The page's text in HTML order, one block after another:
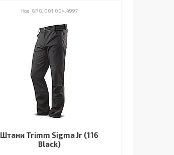
GRG_001.004.4997
Штани Trimm Sigma Jr (116
Black)